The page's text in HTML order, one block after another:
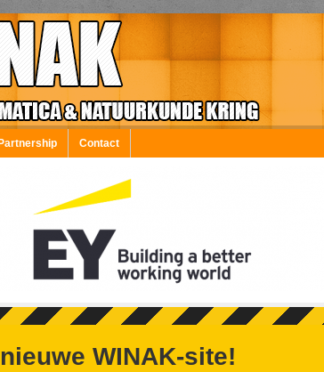
Partnership Contact
WINAK-site!